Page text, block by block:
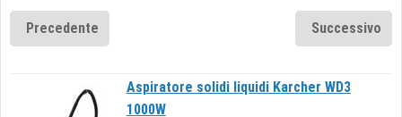
Precedente Successivo
Aspiratore solidi liquidi Karcher WD3
1000W